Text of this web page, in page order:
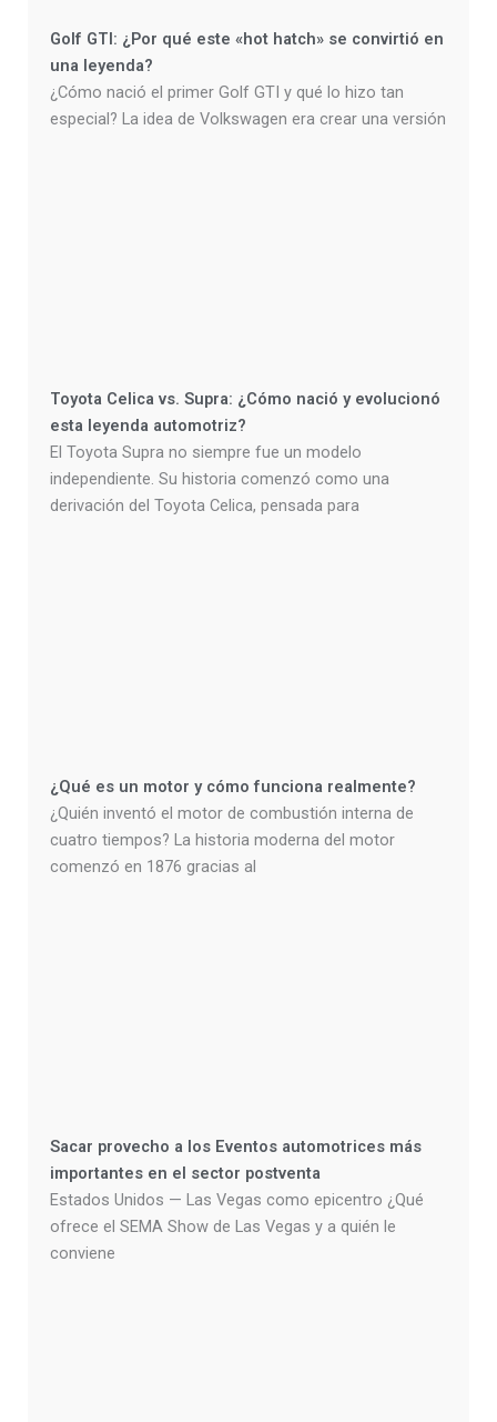
Golf GTI: ¿Por qué este «hot hatch» se convirtió en
una leyenda?
¿Cómo nació el primer Golf GTI y qué lo hizo tan
especial? La idea de Volkswagen era crear una versión
Toyota Celica vs. Supra: ¿Cómo nació y evolucionó
esta leyenda automotriz?
El Toyota Supra no siempre fue un modelo
independiente. Su historia comenzó como una
derivación del Toyota Celica, pensada para
¿Qué es un motor y cómo funciona realmente?
¿Quién inventó el motor de combustión interna de
cuatro tiempos? La historia moderna del motor
comenzó en 1876 gracias al
Sacar provecho a los Eventos automotrices más
importantes en el sector postventa
Estados Unidos — Las Vegas como epicentro ¿Qué
ofrece el SEMA Show de Las Vegas y a quién le
conviene